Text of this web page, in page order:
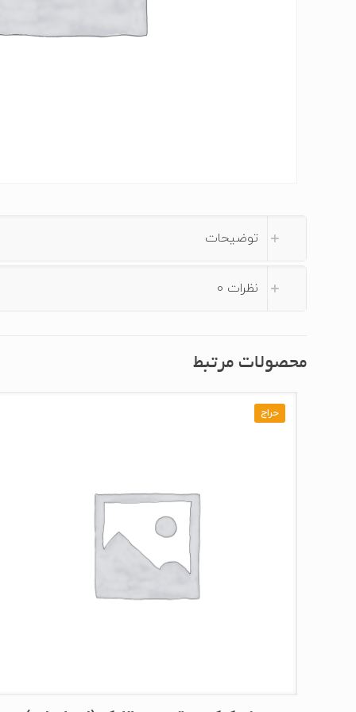
توضیحات
نظرات 0
محصولات مرتبط
حراج